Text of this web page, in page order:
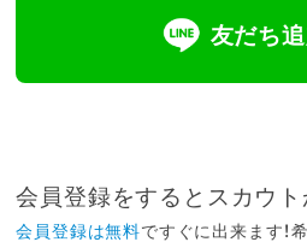
友だち
会員登録をするとスカウト
会員登録は無料ですぐに出来ます！